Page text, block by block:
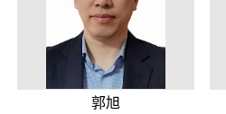
郭旭